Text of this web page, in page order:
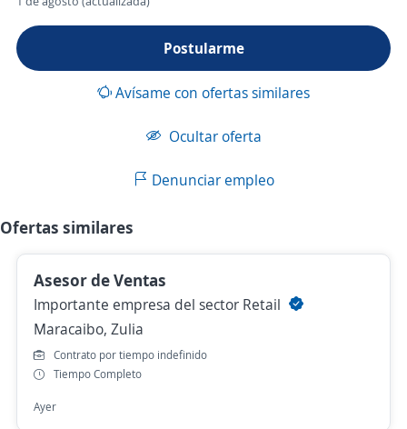
Postularme
Avísame con ofertas similares
Ocultar oferta
Denunciar empleo
Ofertas similares
Asesor de Ventas
Importante empresa del sector Retail
Maracaibo, Zulia
Contrato por tiempo indefinido
Tiempo Completo
Ayer